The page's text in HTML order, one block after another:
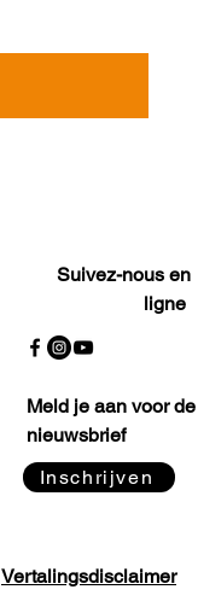
Suivez-nous en
ligne
Meld je aan voor de
nieuwsbrief
Inschrijven
Vertalingsdisclaimer